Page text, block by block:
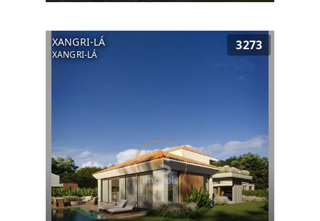
XANGRI-LÁ
XANGRI-LÁ
3273